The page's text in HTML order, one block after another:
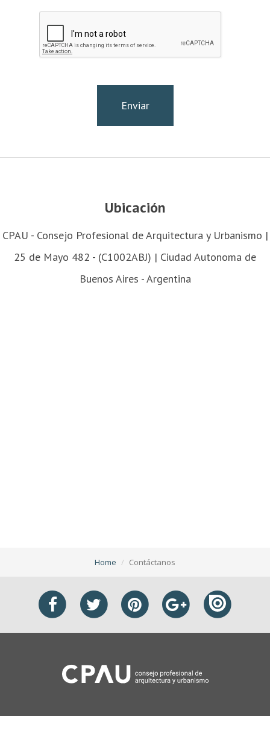
Ubicación
CPAU - Consejo Profesional de Arquitectura y Urbanismo |
25 de Mayo 482 - (C1002ABJ) | Ciudad Autonoma de
Buenos Aires - Argentina
Home Contáctanos